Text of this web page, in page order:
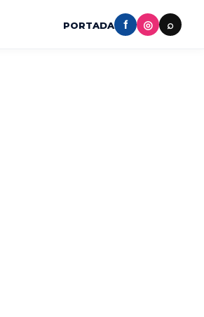
PORTADA f ◎ ⌕